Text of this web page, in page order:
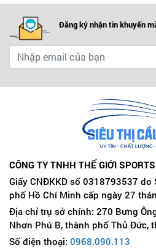
Đăng ký nhận tin khuyến
CÔNG TY TNHH THẾ GIỚI SPORTS
Giấy CNĐKKD số 0318793537 do
phố Hồ Chí Minh cấp ngày 27
Địa chỉ trụ sở chính: 270 Bưng
Nhơn Phú B, thành phố Thủ Đức,
Số điện thoại: 0968.090.113